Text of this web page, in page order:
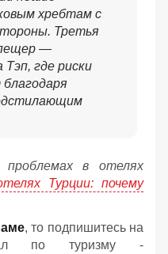
хребтам с
Третья
—
где риски
в отелях
Турции: почему
, то подпишитесь на
по туризму -